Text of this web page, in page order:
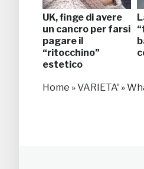
UK, finge di avere
un cancro per farsi
pagare il
“ritocchino”
estetico
Home »VARIETA' »